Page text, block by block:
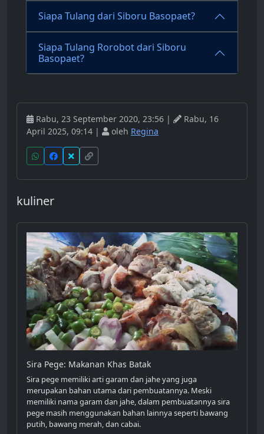
Siapa Tulang dari Siboru Basopaet?
Siapa Tulang Rorobot dari Siboru
Basopaet?
Rabu, 23 September 2020, 23:56 |
Rabu, 16
April 2025, 09:14 |
oleh Regina
kuliner
Sira Pege: Makanan Khas Batak
Sira pege memiliki arti garam dan jahe yang juga
merupakan bahan utama dari pembuatannya. Meski
memiliki nama garam dan jahe, dalam pembuatannya sira
pege masih menggunakan bahan lainnya seperti bawang
putih, bawang merah, dan cabai.